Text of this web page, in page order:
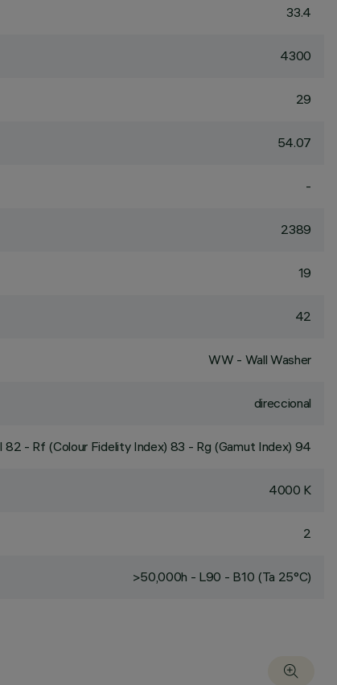
33.4
4300
29
54.07
-
2389
19
42
WW - Wall Washer
direccional
82 - Rf (Colour Fidelity Index) 83 - Rg (Gamut Index) 94
4000 K
2
>50,000h - L90 - B10 (Ta 25°C)